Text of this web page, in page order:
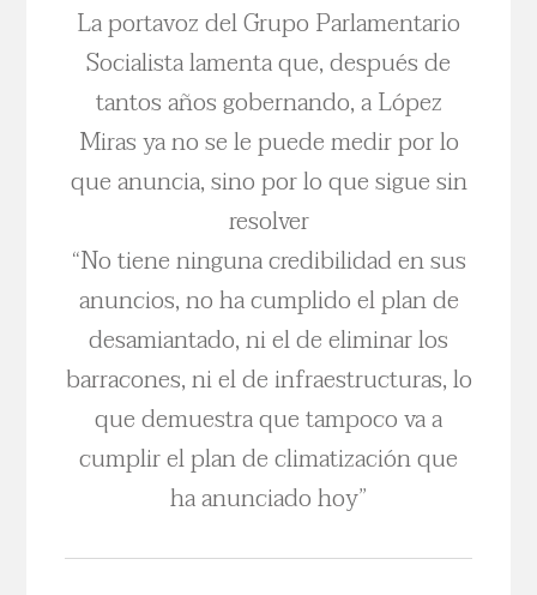
La portavoz del Grupo Parlamentario
Socialista lamenta que, después de
tantos años gobernando, a López
Miras ya no se le puede medir por lo
que anuncia, sino por lo que sigue sin
resolver
“No tiene ninguna credibilidad en sus
anuncios, no ha cumplido el plan de
desamiantado, ni el de eliminar los
barracones, ni el de infraestructuras, lo
que demuestra que tampoco va a
cumplir el plan de climatización que
ha anunciado hoy”